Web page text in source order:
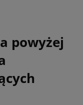
powyżej